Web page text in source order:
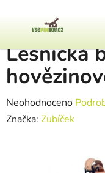
Domů
Lesnická
Průměrné hodnocení
Neohodnoceno
Značka: Zubíček